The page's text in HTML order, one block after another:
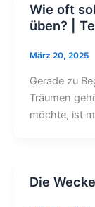
Wie oft
üben? |
März 20, 2025
Gerade zu
Träumen
möchte, ist
Die